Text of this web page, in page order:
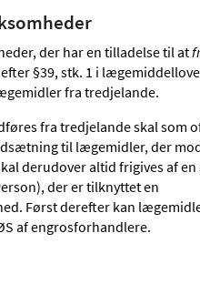
der har en tilladelse til at
§39, stk. 1 i
fra tredjelande.
fra tredjelande skal som
til lægemidler, der
derudover altid frigives af
der er tilknyttet en
Først derefter kan
af engrosforhandlere.